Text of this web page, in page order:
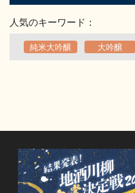
人気のキーワード：
純米大吟醸 大吟醸